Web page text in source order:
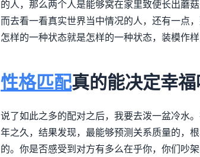
的人，那么两个人是能够窝在家里致使长出蘑
而去看一看真实世界当中情况的人，还有一点
怎样的一种状态就是怎样的一种状态，装模作
性格匹配真的能决定幸福
说了如此之多的配对之后，我要去泼一盆冷水
年之久，结果发现，最能够预测关系质量的，
的。你是否感受到对方有多么在乎你，你们吵